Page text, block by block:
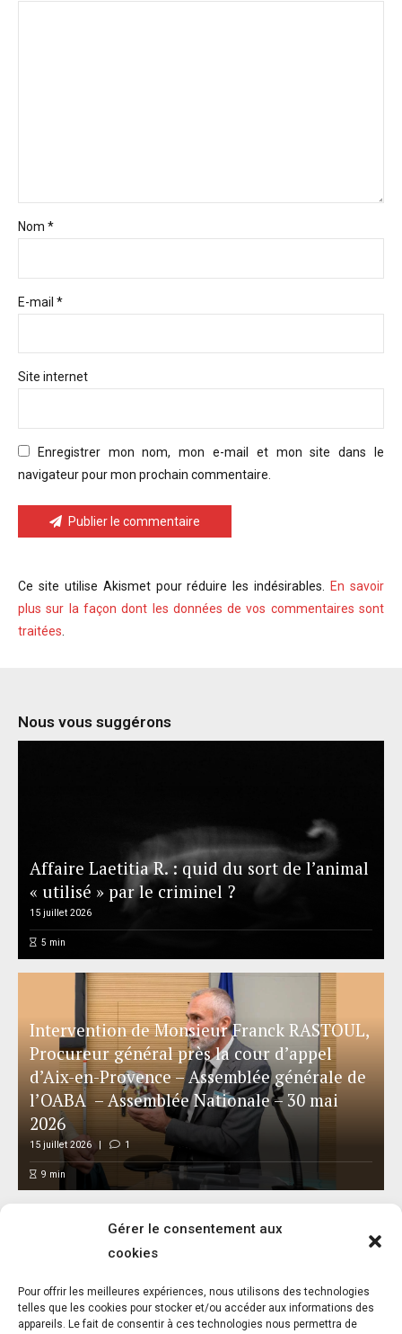
Gérer le consentement aux
cookies
Pour offrir les meilleures expériences, nous utilisons des technologies
telles que les cookies pour stocker et/ou accéder aux informations des
appareils. Le fait de consentir à ces technologies nous permettra de
Nom *
E-mail *
Site internet
Enregistrer mon nom, mon e-mail et mon site dans le
navigateur pour mon prochain commentaire.
Publier le commentaire
Ce site utilise Akismet pour réduire les indésirables. En savoir
plus sur la façon dont les données de vos commentaires sont
traitées.
Nous vous suggérons
Affaire Laetitia R. : quid du sort de l’animal
« utilisé » par le criminel ?
15 juillet 2026
5 min
Intervention de Monsieur Franck RASTOUL,
Procureur général près la cour d’appel
d’Aix-en-Provence – Assemblée générale de
l’OABA – Assemblée Nationale – 30 mai
2026
15 juillet 2026 1
9 min